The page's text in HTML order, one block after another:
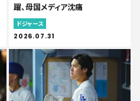
躍、母国メディア沈痛
ドジャース
2026.07.31